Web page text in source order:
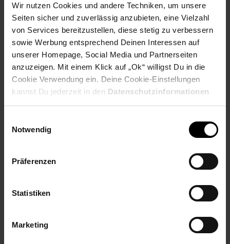
Wir nutzen Cookies und andere Techniken, um unsere
Seiten sicher und zuverlässig anzubieten, eine Vielzahl
von Services bereitzustellen, diese stetig zu verbessern
sowie Werbung entsprechend Deinen Interessen auf
unserer Homepage, Social Media und Partnerseiten
anzuzeigen. Mit einem Klick auf „Ok“ willigst Du in die
Cookie Verwendung ein. Deine Cookie-Einstellungen
kannst Du jederzeit in den Datenschutzinformationen
ändern bzw. widerrufen.
Notwendig
Präferenzen
Statistiken
Marketing
PAYBACK
Payback Punkte
Artikel gehört zur Kategorie:
Tischgrills & Kontaktgrills